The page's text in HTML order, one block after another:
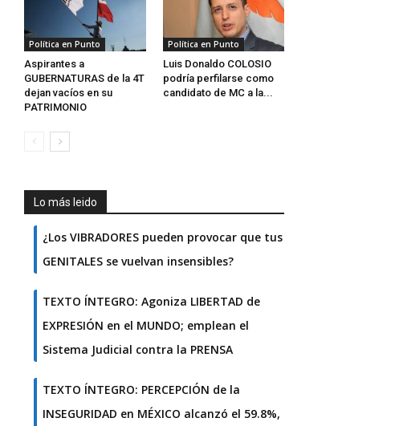
Política en Punto
Aspirantes a
GUBERNATURAS de la 4T
dejan vacíos en su
PATRIMONIO
Política en Punto
Luis Donaldo COLOSIO
podría perfilarse como
candidato de MC a la...
Lo más leido
¿Los VIBRADORES pueden provocar que tus
GENITALES se vuelvan insensibles?
TEXTO ÍNTEGRO: Agoniza LIBERTAD de
EXPRESIÓN en el MUNDO; emplean el
Sistema Judicial contra la PRENSA
TEXTO ÍNTEGRO: PERCEPCIÓN de la
INSEGURIDAD en MÉXICO alcanzó el 59.8%,